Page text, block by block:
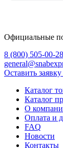
Официальные
8 (800) 505-00-28
Оставить заявку
Каталог
Каталог
О
Оплата и
FAQ
Новости
Контакты